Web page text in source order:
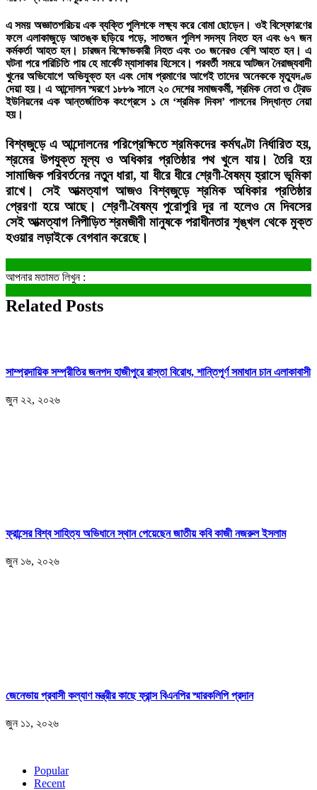
এ সময় অজ্ঞাতপরিচয় এক ব্যক্তি পুলিশকে লক্ষ্য করে বোমা ছোড়েন। ওই বিস্ফোরণের
ফলে এলাকাজুড়ে আতঙ্ক ছড়িয়ে পড়ে, সাতজন পুলিশ সদস্য নিহত হন এবং ৬৭ জন
কর্মকর্তা আহত হন। চারজন বিক্ষোভকারী নিহত এবং ৩০ জনেরও বেশি আহত হন। এ
ঘটনা পরে পরিচিতি পায় হে মার্কেট ম্যাসাকার হিসেবে। পরবর্তী সময়ে আটজন নৈরাজ্যবাদী
খুনের অভিযোগে অভিযুক্ত হন এবং দোষ প্রমাণের আগেই তাদের অনেককে মৃত্যুদণ্ড
দেয়া হয়। এ আন্দোলন স্মরণে ১৮৮৯ সালে ২০ দেশের সমাজকর্মী, শ্রমিক নেতা ও ট্রেড
ইউনিয়নের এক আন্তর্জাতিক কংগ্রেসে ১ মে ‘শ্রমিক দিবস’ পালনের সিদ্ধান্ত নেয়া
হয়।
বিশ্বজুড়ে এ আন্দোলনের পরিপ্রেক্ষিতে শ্রমিকদের কর্মঘণ্টা নির্ধারিত হয়,
শ্রমের উপযুক্ত মূল্য ও অধিকার প্রতিষ্ঠার পথ খুলে যায়। তৈরি হয়
সামাজিক পরিবর্তনের নতুন ধারা, যা ধীরে ধীরে শ্রেণী-বৈষম্য হ্রাসে ভূমিকা
রাখে। সেই আত্মত্যাগ আজও বিশ্বজুড়ে শ্রমিক অধিকার প্রতিষ্ঠার
প্রেরণা হয়ে আছে। শ্রেণী-বৈষম্য পুরোপুরি দূর না হলেও মে দিবসের
সেই আত্মত্যাগ নিপীড়িত শ্রমজীবী মানুষকে পরাধীনতার শৃঙ্খল থেকে মুক্ত
হওয়ার লড়াইকে বেগবান করেছে।
আপনার মতামত লিখুন :
Related Posts
সাম্প্রদায়িক সম্প্রীতির জনপদ হাজীপুরে রাস্তা বিরোধ, শান্তিপূর্ণ সমাধান চান এলাকাবাসী
জুন ২২, ২০২৬
ফ্রান্সের বিশ্ব সাহিত্য অভিধানে স্থান পেয়েছেন জাতীয় কবি কাজী নজরুল ইসলাম
জুন ১৬, ২০২৬
জেনেভায় প্রবাসী কল্যাণ মন্ত্রীর কাছে ফ্রান্স বিএনপির স্মারকলিপি প্রদান
জুন ১১, ২০২৬
Popular
Recent